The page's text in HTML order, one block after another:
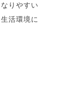
りやすい
活環境に